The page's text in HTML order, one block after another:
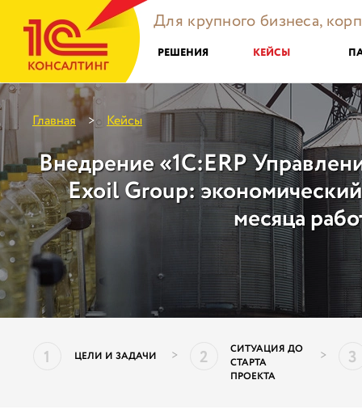
Для крупного бизнеса,
РЕШЕНИЯ КЕЙСЫ
Главная > Кейсы
Внедрение «1С:ERP
Exoil Group:
месяца
1 ЦЕЛИ И ЗАДАЧИ > 2
СИТУАЦИЯ ДО
СТАРТА
ПРОЕКТА
> 3